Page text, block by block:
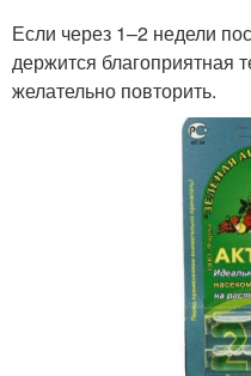
Если через 1–2 недели
держится благоприятная
желательно повторить.